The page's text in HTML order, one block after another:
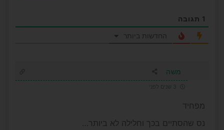
תגובה
החדשות ביותר
משה
מפחיד
נס שהסתיים בכך וחלילה לא ביותר…